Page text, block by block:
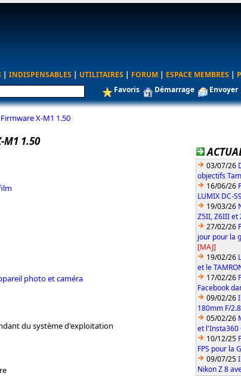
| INDISPENSABLES | UTILITAIRES | FORUM | ESPACE MEMBRES |
Favoris Démarrage Envoyer
Firmware X-M1 1.50
M1 1.50
photo et caméra
du système d'exploitation
03/07/26
objectifs
16/06/26
LUMIX DC-
19/03/26
Z5II, Z6III et
27/02/26
jour pour la
[MAJ]
19/02/26
et le
17/02/26
Facebook
09/02/26
180mm F/
05/02/26
et l'Insta360
10/12/25
FPS pour la
09/07/25
Nikon Z 8